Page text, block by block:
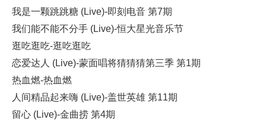
我是一颗跳跳糖 (Live)-即刻电音 第7期
我们能不能不分手 (Live)-恒大星光音乐节
逛吃逛吃-逛吃逛吃
恋爱达人 (Live)-蒙面唱将猜猜猜第三季 第1期
热血燃-热血燃
人间精品起来嗨 (Live)-盖世英雄 第11期
留心 (Live)-金曲捞 第4期